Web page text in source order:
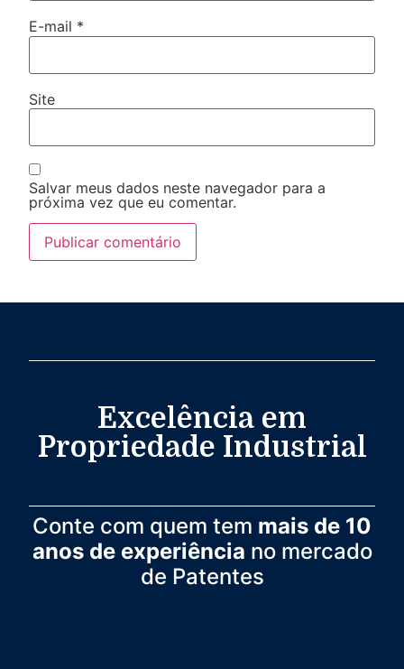
E-mail *
Site
Salvar meus dados neste navegador para a
próxima vez que eu comentar.
Excelência em
Propriedade Industrial
Conte com quem tem mais de 10
anos de experiência no mercado
de Patentes